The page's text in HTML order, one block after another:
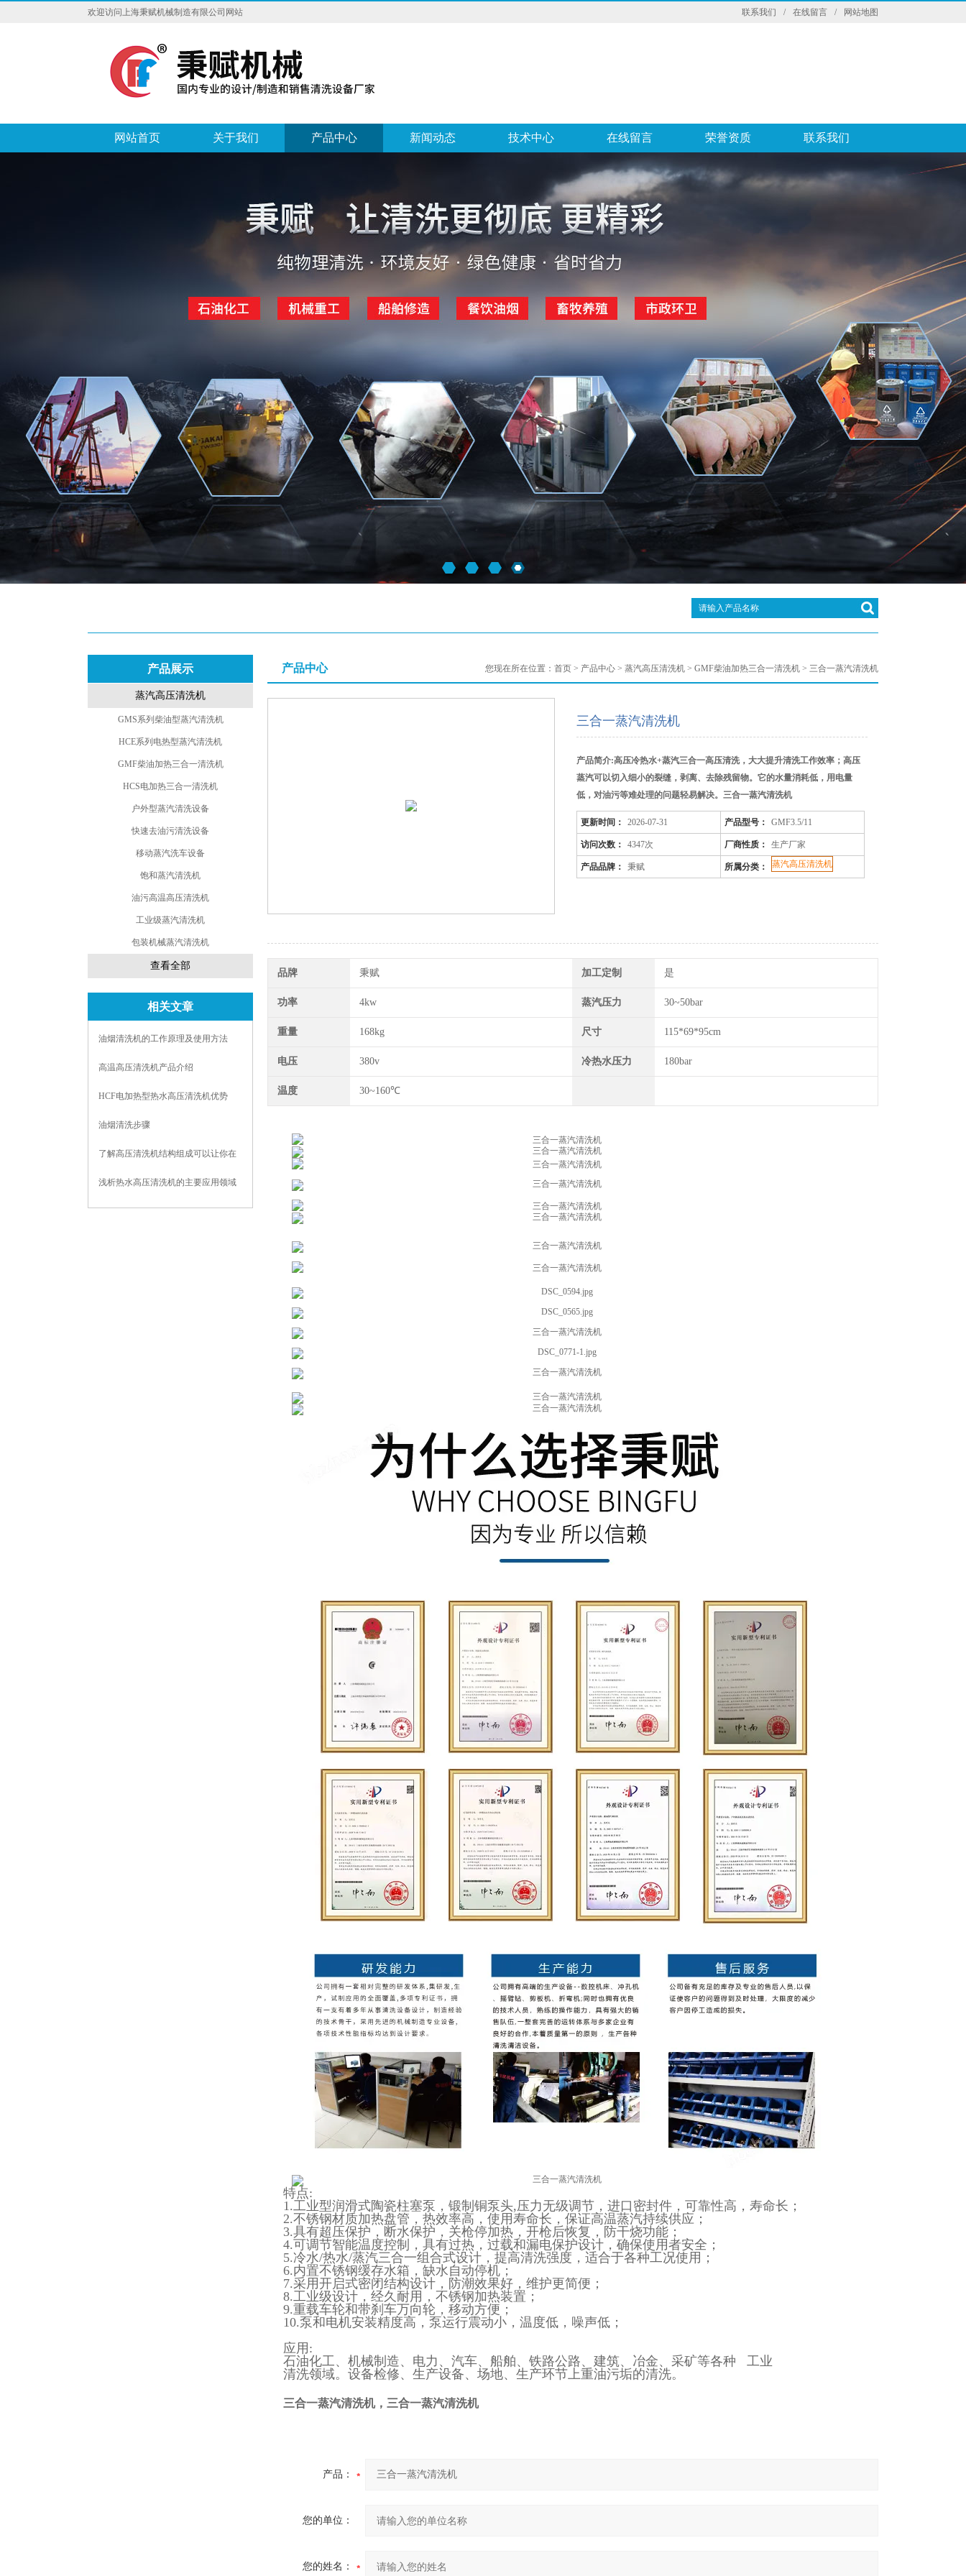
欢迎访问上海秉赋机械制造有限公司网站 联系我们 / 在线留言 / 网站地图
网站首页 关于我们 产品中心 新闻动态 技术中心 在线留言 荣誉资质 联系我们
产品展示
蒸汽高压清洗机
GMS系列柴油型蒸汽清洗机
HCE系列电热型蒸汽清洗机
GMF柴油加热三合一清洗机
HCS电加热三合一清洗机
户外型蒸汽清洗设备
快速去油污清洗设备
移动蒸汽洗车设备
饱和蒸汽清洗机
油污高温高压清洗机
工业级蒸汽清洗机
包装机械蒸汽清洗机
查看全部
相关文章
油烟清洗机的工作原理及使用方法
高温高压清洗机产品介绍
HCF电加热型热水高压清洗机优势
油烟清洗步骤
了解高压清洗机结构组成可以让你在
浅析热水高压清洗机的主要应用领域
产品中心 您现在所在位置： 首页 > 产品中心 > 蒸汽高压清洗机 > GMF柴油加热三合一清洗机 > 三合一蒸汽清洗机
三合一蒸汽清洗机
产品简介:高压冷热水+蒸汽三合一高压清洗，大大提升清洗工作效率；高压
蒸汽可以切入细小的裂缝，剥离、去除残留物。它的水量消耗低，用电量
低，对油污等难处理的问题轻易解决。三合一蒸汽清洗机
更新时间： 2026-07-31 产品型号： GMF3.5/11
访问次数： 4347次 厂商性质： 生产厂家
产品品牌： 秉赋 所属分类： 蒸汽高压清洗机
品牌 秉赋 加工定制 是
功率 4kw 蒸汽压力 30~50bar
重量 168kg 尺寸 115*69*95cm
电压 380v 冷热水压力 180bar
温度 30~160℃
特点:
1.工业型润滑式陶瓷柱塞泵，锻制铜泵头,压力无级调节，进口密封件，可靠性高，寿命长；
2.不锈钢材质加热盘管，热效率高，使用寿命长，保证高温蒸汽持续供应；
3.具有超压保护，断水保护，关枪停加热，开枪后恢复，防干烧功能；
4.可调节智能温度控制，具有过热，过载和漏电保护设计，确保使用者安全；
5.冷水/热水/蒸汽三合一组合式设计，提高清洗强度，适合于各种工况使用；
6.内置不锈钢缓存水箱，缺水自动停机；
7.采用开启式密闭结构设计，防潮效果好，维护更简便；
8.工业级设计，经久耐用，不锈钢加热装置；
9.重载车轮和带刹车万向轮，移动方便；
10.泵和电机安装精度高，泵运行震动小，温度低，噪声低；
应用:
石油化工、机械制造、电力、汽车、船舶、铁路公路、建筑、冶金、采矿等各种 工业
清洗领域。设备检修、生产设备、场地、生产环节上重油污垢的清洗。
三合一蒸汽清洗机， 三合一蒸汽清洗机
产品：
您的单位：
您的姓名：